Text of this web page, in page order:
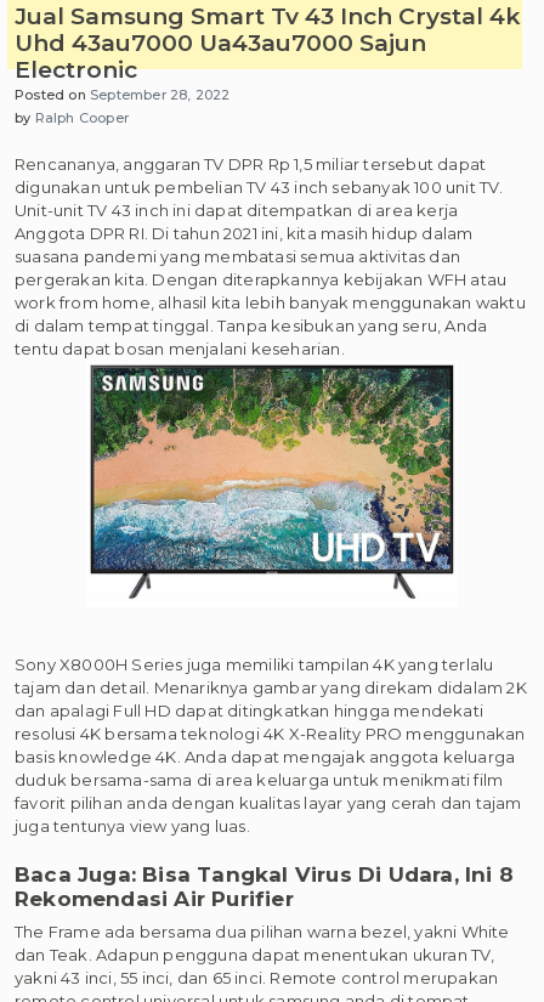
Jual Samsung Smart Tv 43 Inch Crystal 4k
Uhd 43au7000 Ua43au7000 Sajun
Electronic
Posted on September 28, 2022
by Ralph Cooper
Rencananya, anggaran TV DPR Rp 1,5 miliar tersebut dapat
digunakan untuk pembelian TV 43 inch sebanyak 100 unit TV.
Unit-unit TV 43 inch ini dapat ditempatkan di area kerja
Anggota DPR RI. Di tahun 2021 ini, kita masih hidup dalam
suasana pandemi yang membatasi semua aktivitas dan
pergerakan kita. Dengan diterapkannya kebijakan WFH atau
work from home, alhasil kita lebih banyak menggunakan waktu
di dalam tempat tinggal. Tanpa kesibukan yang seru, Anda
tentu dapat bosan menjalani keseharian.
Sony X8000H Series juga memiliki tampilan 4K yang terlalu
tajam dan detail. Menariknya gambar yang direkam didalam 2K
dan apalagi Full HD dapat ditingkatkan hingga mendekati
resolusi 4K bersama teknologi 4K X-Reality PRO menggunakan
basis knowledge 4K. Anda dapat mengajak anggota keluarga
duduk bersama-sama di area keluarga untuk menikmati film
favorit pilihan anda dengan kualitas layar yang cerah dan tajam
juga tentunya view yang luas.
Baca Juga: Bisa Tangkal Virus Di Udara, Ini 8
Rekomendasi Air Purifier
The Frame ada bersama dua pilihan warna bezel, yakni White
dan Teak. Adapun pengguna dapat menentukan ukuran TV,
yakni 43 inci, 55 inci, dan 65 inci. Remote control merupakan